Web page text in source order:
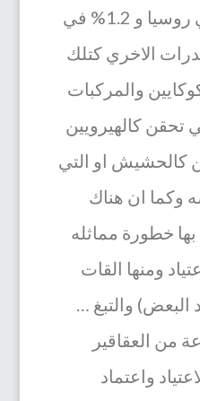
جدا (اكثر من 17% في روسيا و 1.2% في
الاخري كتلك
والمركبات
تحقن كالهيرويين
كالحشيش او التي
وكما ان هناك
بها خطورة مماثله
ومنها القات
والتبغ …
من العقاقير
واعتماد